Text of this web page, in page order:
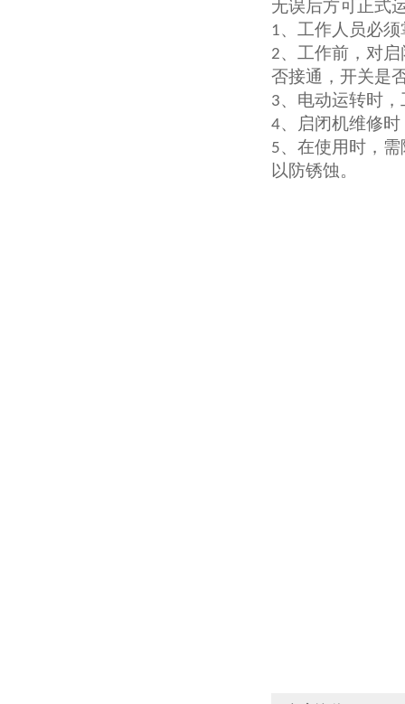
无误后方可正式
1、工作人员必
2、工作前，对
否接通，开关是
3、电动运转时
4、启闭机维修
5、在使用时，
以防锈蚀。